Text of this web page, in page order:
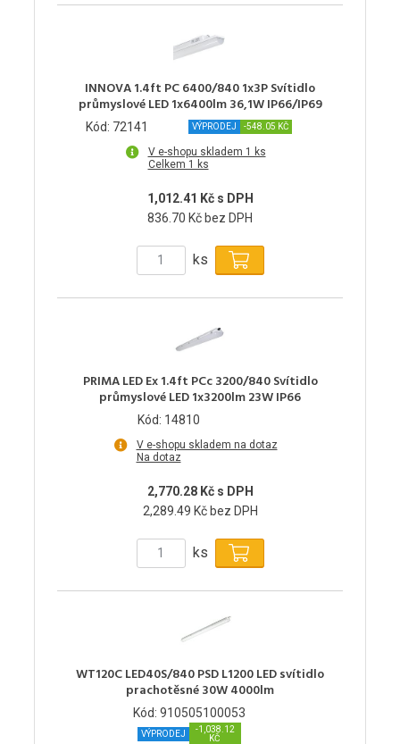
INNOVA 1.4ft PC 6400/840 1x3P Svítidlo
průmyslové LED 1x6400lm 36,1W IP66/IP69
Kód: 72141 VÝPRODEJ -548.05 KČ
V e-shopu skladem 1 ks
Celkem 1 ks
1,012.41 Kč s DPH
836.70 Kč bez DPH
ks
PRIMA LED Ex 1.4ft PCc 3200/840 Svítidlo
průmyslové LED 1x3200lm 23W IP66
Kód: 14810
V e-shopu skladem na dotaz
Na dotaz
2,770.28 Kč s DPH
2,289.49 Kč bez DPH
ks
WT120C LED40S/840 PSD L1200 LED svítidlo
prachotěsné 30W 4000lm
Kód: 910505100053
VÝPRODEJ
-1,038.12
KČ